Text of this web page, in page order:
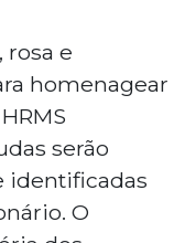
rosa e
homenagear
serão
identificadas
O